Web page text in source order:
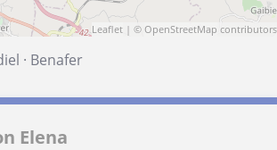
Leaflet | © OpenStreetMap contributors
· Benafer
Elena